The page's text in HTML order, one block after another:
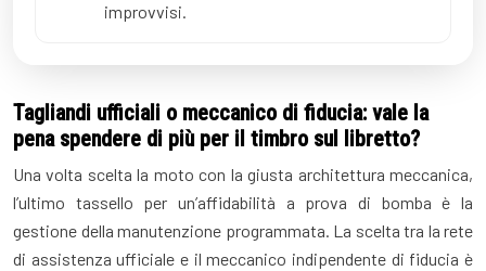
improvvisi.
Tagliandi ufficiali o meccanico di fiducia: vale la
pena spendere di più per il timbro sul libretto?
Una volta scelta la moto con la giusta architettura meccanica,
l’ultimo tassello per un’affidabilità a prova di bomba è la
gestione della manutenzione programmata. La scelta tra la rete
di assistenza ufficiale e il meccanico indipendente di fiducia è